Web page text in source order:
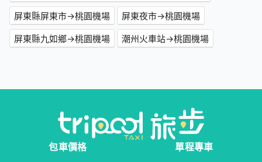
屏東縣屏東市→桃園機場
屏東夜市→桃園機場
屏東縣九如鄉→桃園機場
潮州火車站→桃園機場
包車價格
單程專車